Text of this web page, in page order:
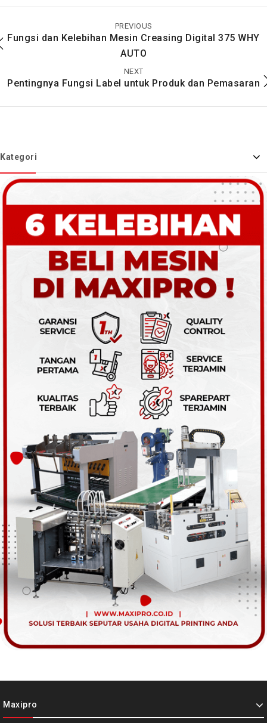
PREVIOUS
Fungsi dan Kelebihan Mesin Creasing Digital 375 WHY
AUTO
NEXT
Pentingnya Fungsi Label untuk Produk dan Pemasaran
Kategori
Maxipro